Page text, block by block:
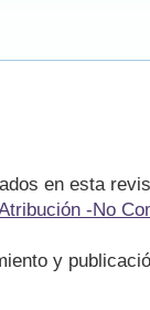
en esta
-No
y